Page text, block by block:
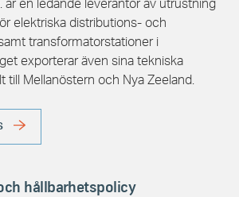
är en ledande leverantör av utrustning
elektriska distributions- och
transformatorstationer i
exporterar även sina tekniska
till Mellanöstern och Nya Zeeland.
hållbarhetspolicy